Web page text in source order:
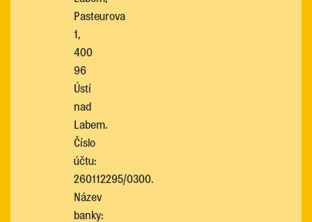
Pasteurova
1,
400
96
Ústí
nad
Labem.
Číslo
účtu:
260112295/0300.
Název
banky: